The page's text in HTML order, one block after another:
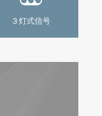
３灯式信号